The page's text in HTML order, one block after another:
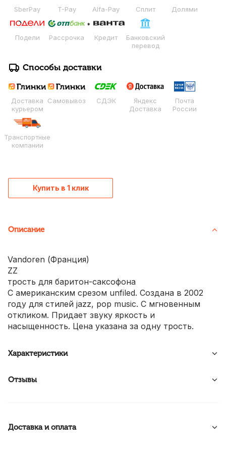
SberPay T-Pay Alfa-Pay Сплит Долями
Подели Рассрочка Кредит
Банковский
перевод
Способы доставки
Доставка
курьером
Самовывоз СДЭК
Яндекс
Доставка
Почта
России
Транспортные
компании
Купить в 1 клик
Описание
Vandoren (Франция)
ZZ
трость для баритон-саксофона
С американским срезом unfiled. Создана в 2002
году для стилей jazz, pop music. С мгновенным
откликом. Придает звуку яркость и
насыщенность. Цена указана за одну трость.
Характеристики
Отзывы
Доставка и оплата